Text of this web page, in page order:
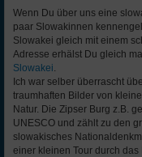
Wenn Du über uns eine
paar Slowakinnen
Slowakei gleich mit einem
Adresse erhälst Du gleich
Slowakei.
Ich war selber überrascht
traumhaften Bilder von
Natur. Die Zipser Burg z.B.
UNESCO und zählt zu den
slowakisches
einer kleinen Tour durch